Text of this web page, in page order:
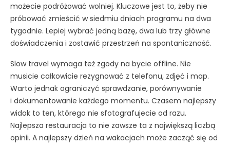
możecie podróżować wolniej. Kluczowe jest to, żeby nie
próbować zmieścić w siedmiu dniach programu na dwa
tygodnie. Lepiej wybrać jedną bazę, dwa lub trzy główne
doświadczenia i zostawić przestrzeń na spontaniczność.
Slow travel wymaga też zgody na bycie offline. Nie
musicie całkowicie rezygnować z telefonu, zdjęć i map.
Warto jednak ograniczyć sprawdzanie, porównywanie
i dokumentowanie każdego momentu. Czasem najlepszy
widok to ten, którego nie sfotografujecie od razu.
Najlepsza restauracja to nie zawsze ta z największą liczbą
opinii. A najlepszy dzień na wakacjach może zacząć się od